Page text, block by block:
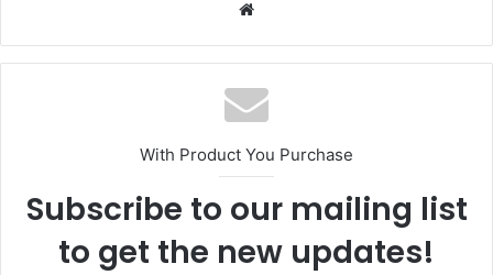
b
s
i
e
With Product You Purchase
Subscribe to our mailing list
to get the new updates!